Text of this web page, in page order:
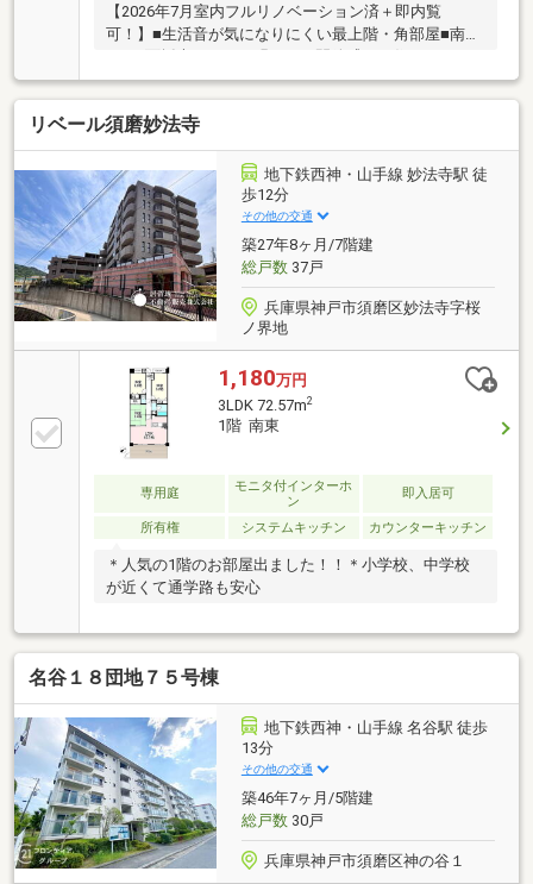
【2026年7月室内フルリノベーション済＋即内覧
可！】■生活音が気になりにくい最上階・角部屋■南向
き・2面採光による、明るく、開放感ある住まい■ライ
フスタイルに合わせて使える16畳の大空間
リベール須磨妙法寺
地下鉄西神・山手線 妙法寺駅 徒
歩12分
その他の交通
築27年8ヶ月/7階建
総戸数37戸
兵庫県神戸市須磨区妙法寺字桜
ノ界地
1,180万円
3LDK 72.57m2
1階 南東
専用庭
モニタ付インターホ
ン
即入居可
所有権 システムキッチン カウンターキッチン
＊人気の1階のお部屋出ました！！＊小学校、中学校
が近くて通学路も安心
名谷１８団地７５号棟
地下鉄西神・山手線 名谷駅 徒歩
13分
その他の交通
築46年7ヶ月/5階建
総戸数30戸
兵庫県神戸市須磨区神の谷１